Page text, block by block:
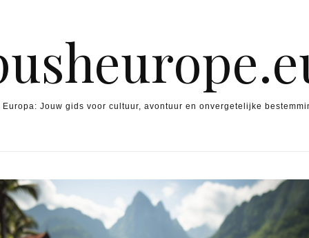
Europa: Jouw gids voor cultuur, avontuur en onvergetelijke